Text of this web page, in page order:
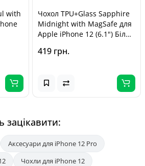
with
Чохол TPU+Glass Sapphire
Midnight with MagSafe для
Apple iPhone 12 (6.1") Білий
419 грн.
зацікавити:
Аксесуари для iPhone 12 Pro
Чохли для iPhone 12